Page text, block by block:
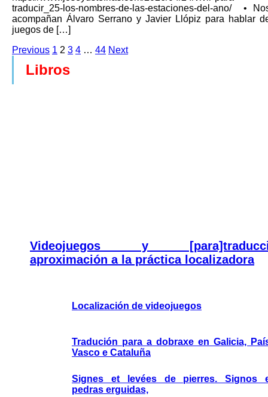
traducir_25-los-nombres-de-las-estaciones-del-ano/ •⁠
acompañan Álvaro Serrano y Javier Llópiz para hablar
juegos de […]
Previous 1 2 3 4 … 44 Next
Libros
Videojuegos y
aproximación a la práctica localizadora
Localización de videojuegos
Tradución para a dobraxe en Galicia,
Vasco e Cataluña
Signes et levées de pierres. Signos
pedras erguidas,